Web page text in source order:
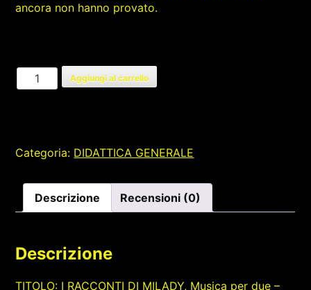
ancora non hanno provato.
RACCONTI
per
Destini
Aggiungi al carrello
Categoria: DIDATTICA GENERALE
Descrizione Recensioni (0)
Descrizione
TITOLO: I RACCONTI DI MILADY, Musica per due –